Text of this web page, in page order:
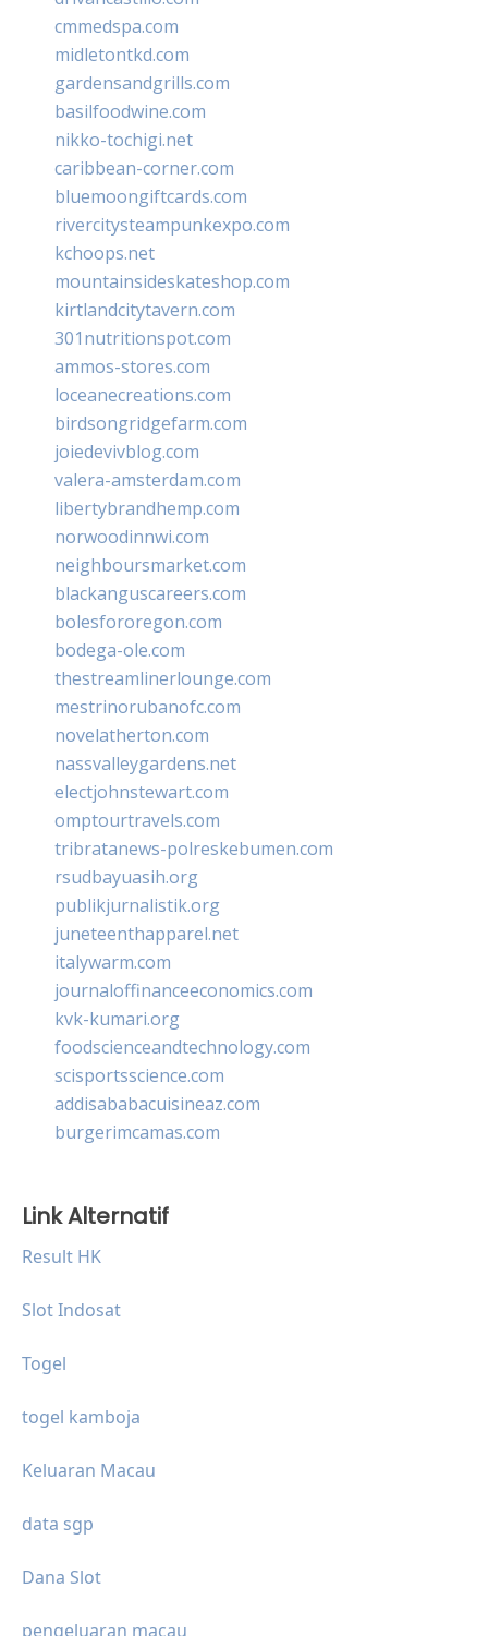
cmmedspa.com
midletontkd.com
gardensandgrills.com
basilfoodwine.com
nikko-tochigi.net
caribbean-corner.com
bluemoongiftcards.com
rivercitysteampunkexpo.com
kchoops.net
mountainsideskateshop.com
kirtlandcitytavern.com
301nutritionspot.com
ammos-stores.com
loceanecreations.com
birdsongridgefarm.com
joiedevivblog.com
valera-amsterdam.com
libertybrandhemp.com
norwoodinnwi.com
neighboursmarket.com
blackanguscareers.com
bolesfororegon.com
bodega-ole.com
thestreamlinerlounge.com
mestrinorubanofc.com
novelatherton.com
nassvalleygardens.net
electjohnstewart.com
omptourtravels.com
tribratanews-polreskebumen.com
rsudbayuasih.org
publikjurnalistik.org
juneteenthapparel.net
italywarm.com
journaloffinanceeconomics.com
kvk-kumari.org
foodscienceandtechnology.com
scisportsscience.com
addisababacuisineaz.com
burgerimcamas.com
Link Alternatif
Result HK
Slot Indosat
Togel
togel kamboja
Keluaran Macau
data sgp
Dana Slot
pengeluaran macau